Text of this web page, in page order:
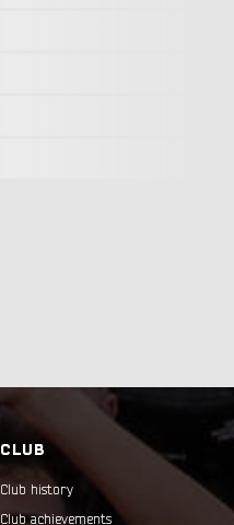
CLUB
Club history
Club achievements